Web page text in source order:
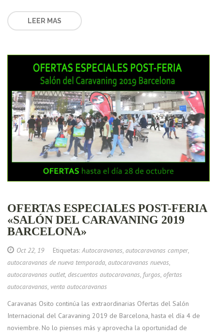
LEER MAS
OFERTAS ESPECIALES POST-FERIA
«SALÓN DEL CARAVANING 2019
BARCELONA»
Oct 22, 19Etiquetas: Autocaravanas, autocaravanas camper,
autocaravanas de nueva temporada, autocaravanas nuevas,
autocaravanas outlet, descuentos autocaravanas, furgos, ofertas
autocaravanas, venta autocaravanas
Caravanas Osito continúa las extraordinarias Ofertas del Salón
Internacional del Caravaning 2019 de Barcelona, hasta el día 4 de
noviembre. No lo pienses más y aprovecha la oportunidad de